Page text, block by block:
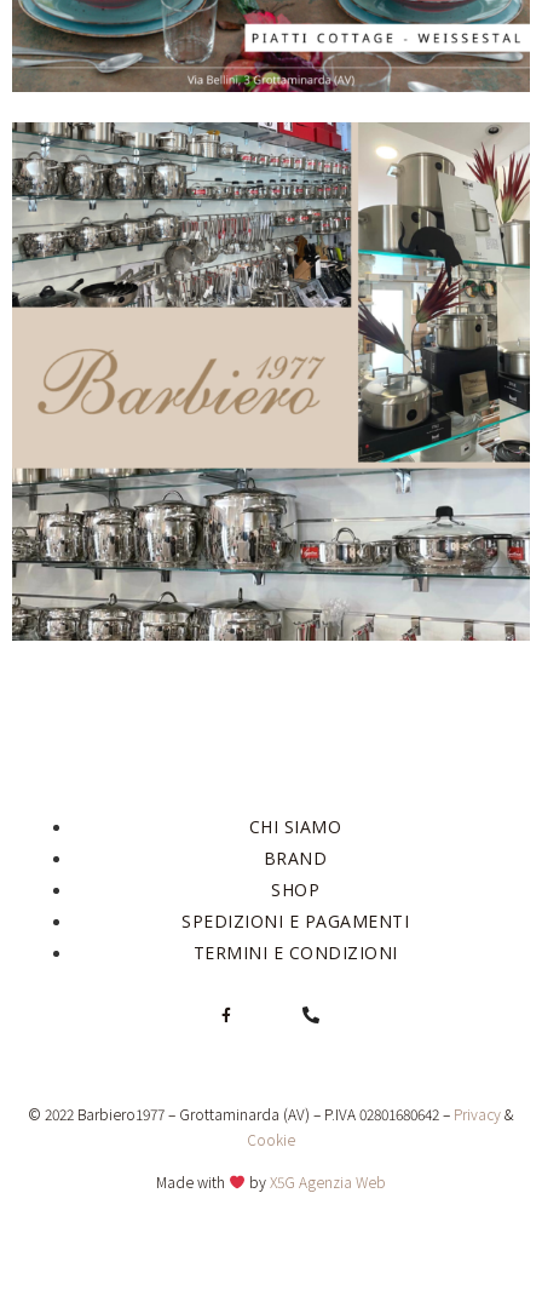
CHI SIAMO
BRAND
SHOP
SPEDIZIONI E PAGAMENTI
TERMINI E CONDIZIONI
© 2022 Barbiero1977 – Grottaminarda (AV) – P.IVA 02801680642 – Privacy&
Cookie
Made with byX5G Agenzia Web